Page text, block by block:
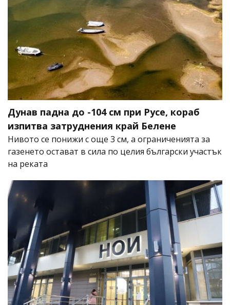
Дунав падна до -104 см при Русе, кораб
изпитва затруднения край Белене
Нивото се понижи с още 3 см, а ограниченията за
газенето остават в сила по целия български участък
на реката